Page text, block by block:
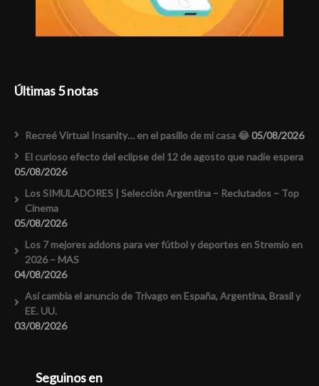
Últimas 5 notas
Recreé Virtual Insanity… en el pasillo de mi casa 😂05/08/2026
El curioso efecto del eclipse del 12 de agosto que nadie espera
05/08/2026
Los SIMULADORES | Selección Argentina – Reclutados – Top
Cinema
05/08/2026
Los 7 mejores addons para ver fútbol y deportes en Stremio en
2026 – MAS
04/08/2026
Así cambia el anuncio de Trivago en España, Argentina, Brasil y
EE. UU.
03/08/2026
Seguinos en